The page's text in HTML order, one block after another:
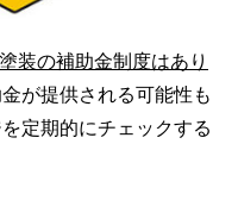
装の補助金制度はあり
が提供される可能性も
定期的にチェックする